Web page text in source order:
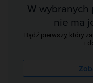
W
nie ma
Bądź pierwszy, który
i